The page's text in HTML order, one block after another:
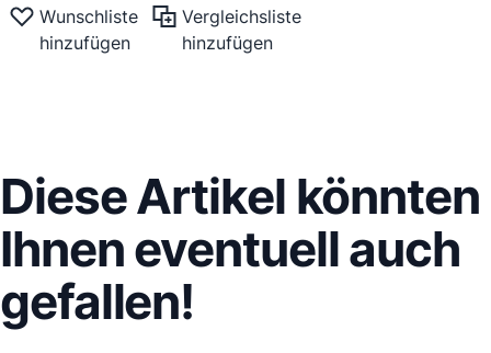
Wunschliste
hinzufügen
Vergleichsliste
hinzufügen
Diese Artikel könnten
Ihnen eventuell auch
gefallen!